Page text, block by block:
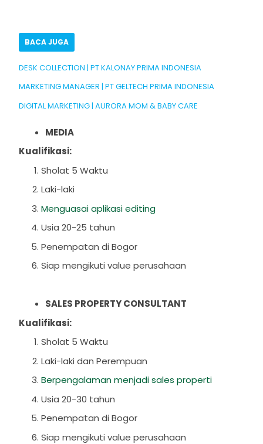
BACA JUGA
DESK COLLECTION | PT KALONAY PRIMA INDONESIA
MARKETING MANAGER | PT GELTECH PRIMA INDONESIA
DIGITAL MARKETING | AURORA MOM & BABY CARE
MEDIA
Kualifikasi:
Sholat 5 Waktu
Laki-laki
Menguasai aplikasi editing
Usia 20-25 tahun
Penempatan di Bogor
Siap mengikuti value perusahaan
SALES PROPERTY CONSULTANT
Kualifikasi:
Sholat 5 Waktu
Laki-laki dan Perempuan
Berpengalaman menjadi sales properti
Usia 20-30 tahun
Penempatan di Bogor
Siap mengikuti value perusahaan